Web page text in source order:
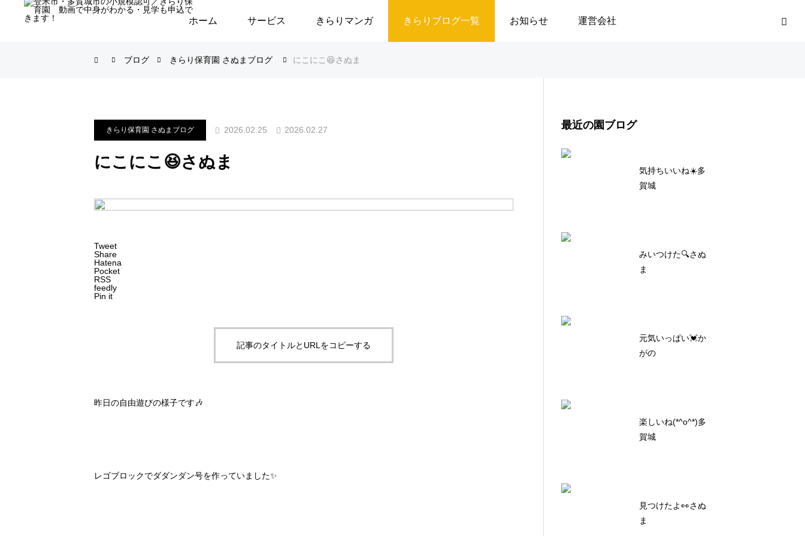
ホーム サービス きらりマンガ きらりブログ一覧 お知らせ 運営会社
ブログ きらり保育園 さぬまブログ にこにこ😆さぬま
きらり保育園 さぬまブログ 2026.02.25 2026.02.27
にこにこ😆さぬま
Tweet
Share
Hatena
Pocket
RSS
feedly
Pin it
記事のタイトルとURLをコピーする
昨日の自由遊びの様子です🎶
レゴブロックでダダンダン号を作っていました✨
最近の園ブログ
気持ちいいね☀️多
賀城
みいつけた🔍さぬ
ま
元気いっぱい💓か
がの
楽しいね(*^o^*)多
賀城
見つけたよ👀さぬ
ま